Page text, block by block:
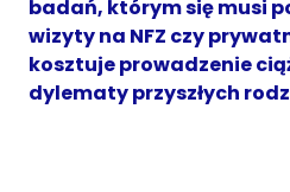
badań, którym się musi
wizyty na NFZ czy
kosztuje prowadzenie
dylematy przyszłych